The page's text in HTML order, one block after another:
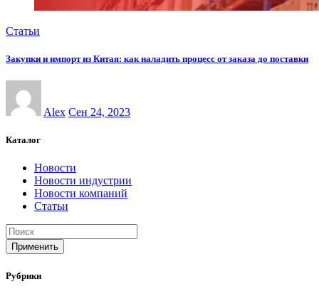
Статьи
Закупки и импорт из Китая: как наладить процесс от заказа до поставки
Alex Сен 24, 2023
Каталог
Новости
Новости индустрии
Новости компаний
Статьи
Применить
Рубрики